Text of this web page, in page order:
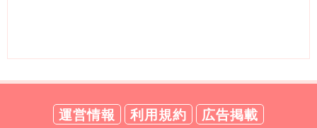
運営情報 利用規約 広告掲載